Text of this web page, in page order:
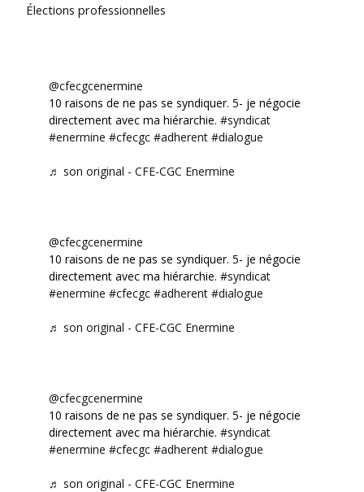
Élections professionnelles
@cfecgcenermine
10 raisons de ne pas se syndiquer. 5- je négocie
directement avec ma hiérarchie. #syndicat
#enermine #cfecgc #adherent #dialogue
♬ son original - CFE-CGC Enermine
@cfecgcenermine
10 raisons de ne pas se syndiquer. 5- je négocie
directement avec ma hiérarchie. #syndicat
#enermine #cfecgc #adherent #dialogue
♬ son original - CFE-CGC Enermine
@cfecgcenermine
10 raisons de ne pas se syndiquer. 5- je négocie
directement avec ma hiérarchie. #syndicat
#enermine #cfecgc #adherent #dialogue
♬ son original - CFE-CGC Enermine